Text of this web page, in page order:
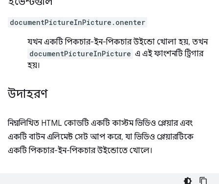
documentPictureInPicture.onenter
যখন একটি পিকচার-ইন-পিকচার উইন্ডো খোলা হয়, তখন
documentPictureInPicture এ এই ফাংশনটি ট্রিগার
হয়।
উদাহরণ
নিম্নলিখিত HTML কোডটি একটি কাস্টম ভিডিও প্লেয়ার এবং
একটি বাটন এলিমেন্ট সেট আপ করে, যা ভিডিও প্লেয়ারটিকে
একটি পিকচার-ইন-পিকচার উইন্ডোতে খোলে।